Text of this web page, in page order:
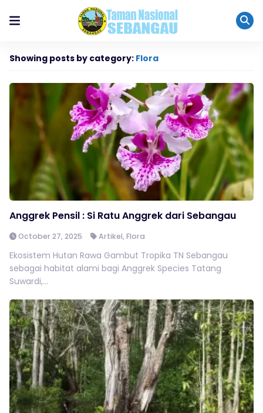
Showing posts by category: Flora
Anggrek Pensil : Si Ratu Anggrek dari Sebangau
October 27, 2025 Artikel,Flora
Ekosistem Hutan Rawa Gambut Tropika TN Sebangau
sebagai habitat alami bagi Anggrek Species Tatang
Suwardi,...